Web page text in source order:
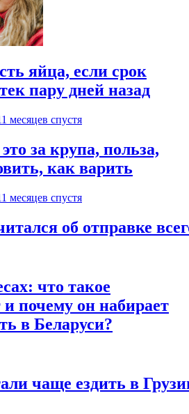
яйца, если срок
пару дней назад
месяцев спустя
за крупа, польза,
как варить
месяцев спустя
об отправке
что такое
почему он набирает
в Беларуси?
чаще ездить в